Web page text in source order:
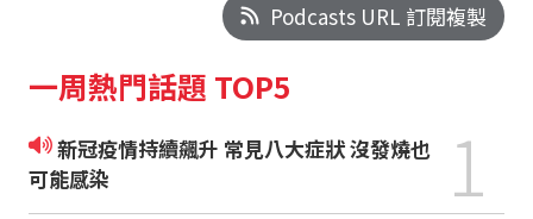
Podcasts URL 訂閱複製
一周熱門話題 TOP5
新冠疫情持續飆升 常見八大症狀 沒發燒也
可能感染
1